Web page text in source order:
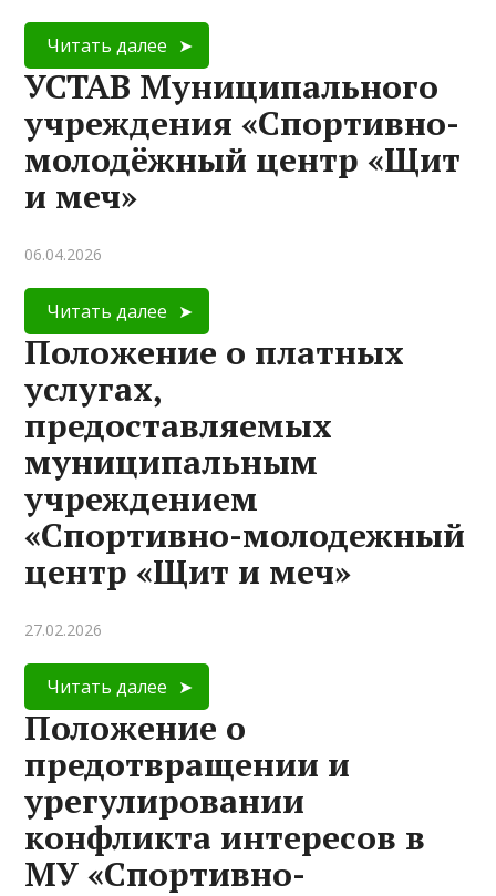
Читать далее
УСТАВ Муниципального
учреждения «Спортивно-
молодёжный центр «Щит
и меч»
06.04.2026
Читать далее
Положение о платных
услугах,
предоставляемых
муниципальным
учреждением
«Спортивно-молодежный
центр «Щит и меч»
27.02.2026
Читать далее
Положение о
предотвращении и
урегулировании
конфликта интересов в
МУ «Спортивно-